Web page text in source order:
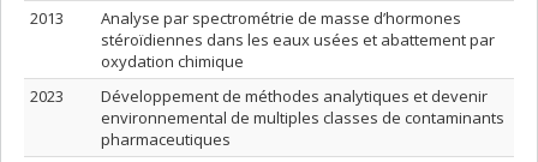
2013
Analyse par spectrométrie de masse d’hormones
stéroïdiennes dans les eaux usées et abattement par
oxydation chimique
2023
Développement de méthodes analytiques et devenir
environnemental de multiples classes de contaminants
pharmaceutiques